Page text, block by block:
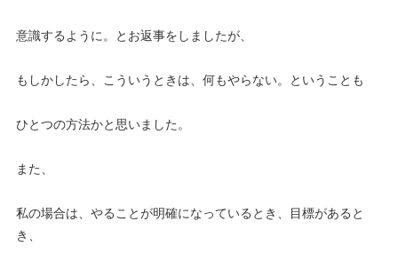
意識するように。とお返事をしましたが、
もしかしたら、こういうときは、何もやらない。ということも
ひとつの方法かと思いました。
また、
私の場合は、やることが明確になっているとき、目標があると
き、